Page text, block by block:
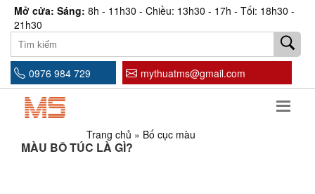
Mở cửa: Sáng: 8h - 11h30 - Chiều: 13h30 - 17h - Tối: 18h30 -
21h30
0976 984 729 mythuatms@gmail.com
Trang chủ » Bố cục màu
MÀU BỔ TÚC LÀ GÌ?